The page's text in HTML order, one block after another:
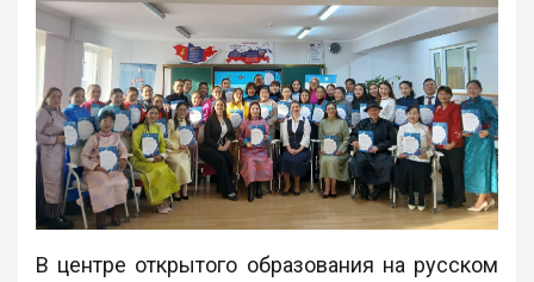
В центре открытого образования на русском